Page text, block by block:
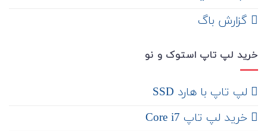
‌ گزارش باگ
خرید لپ تاپ استوک و نو
لپ تاپ با هارد SSD
خرید لپ تاپ Core i7